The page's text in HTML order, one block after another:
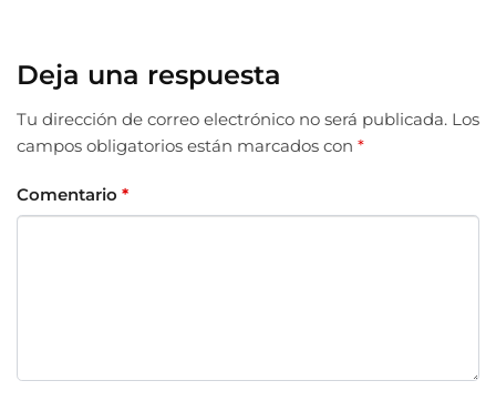
Deja una respuesta
Tu dirección de correo electrónico no será publicada. Los
campos obligatorios están marcados con *
Comentario *